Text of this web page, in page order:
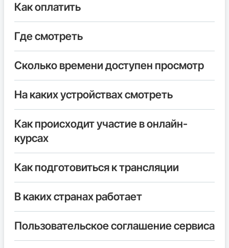
Как оплатить
Где смотреть
Сколько времени доступен просмотр
На каких устройствах смотреть
Как происходит участие в онлайн-
курсах
Как подготовиться к трансляции
В каких странах работает
Пользовательское соглашение сервиса